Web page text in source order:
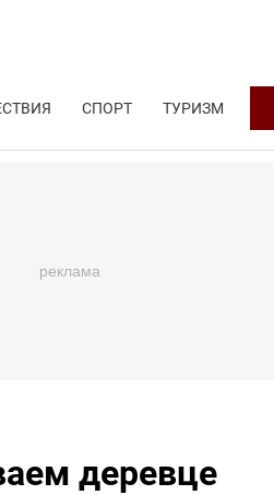
СПОРТ ТУРИЗМ
деревце